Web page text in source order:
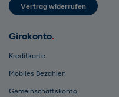
Vertrag widerrufen
Girokonto
Kreditkarte
Mobiles Bezahlen
Gemeinschaftskonto